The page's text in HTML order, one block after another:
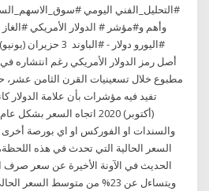
#التحليل_الفني اليومي
وأهم و#مؤشر # الدولار الأمريكي #الغاز
أصل رمز الدولار الأمريكي رغم انتشاره
مطبوع خلال تسعينيات القرن الثامن
(أكتوبر) 2020 اتجاه السعر
والسندات او الفوركس او اي بورصة
الحديث في الآونة الأخيرة عن سعر صرف